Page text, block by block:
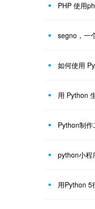
PHP 使用
segno，一
如何使用
用 Python
Python制
python小程
用Python 5